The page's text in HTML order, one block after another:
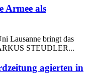
Armee als
Lausanne bringt das
STEUDLER...
agierten in